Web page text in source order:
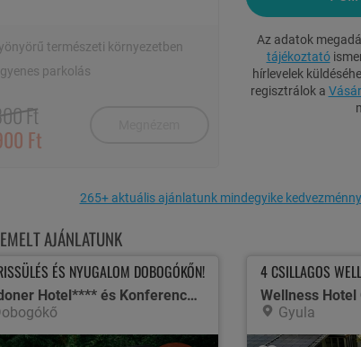
stílusú Standard és Standard Kid szobában (parkolóra néző
természeti környezetben
parkolás
Ft
Ft
Az adatok
tájékoztató
hírlevelek
regisztrálok a
265+ aktuális ajánlatunk mindegyike
AJÁNLATUNK
ÉS NYUGALOM DOBOGÓKŐN!
Cardoner Hotel**** és Konferenciaközpont
4 CSILLAGOS
Wellness
Gyula